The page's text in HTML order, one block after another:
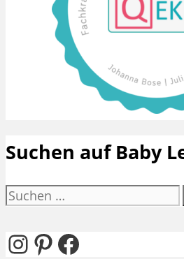
Suchen auf Baby
Suchen
Instagram
Pinterest
Facebook